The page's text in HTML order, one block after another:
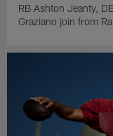
RB Ashton Jeanty,
Graziano join from